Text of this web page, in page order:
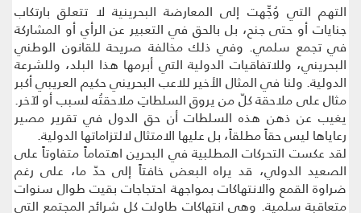
التهم التي وُجِّهت إلى المعارضة البحرينية لا تتعلق بارتكاب
جنايات أو حتى جنح، بل بالحق في التعبير عن الرأي أو المشاركة
في تجمع سلمي. وفي ذلك مخالفة صريحة للقانون الوطني
البحريني، وللاتفاقيات الدولية التي أبرمها هذا البلد، وللشرعة
الدولية. ولنا في المثال الأخير للاعب البحريني حكيم العريبي أكبر
مثال على ملاحقة كلّ من يروق السلطاتِ ملاحقتُه لسبب أو لآخر.
يغيب عن ذهن هذه السلطات أن حق الدول في تقرير مصير
رعاياها ليس حقاً مطلقاً، بل عليها الامتثال لالتزاماتها الدولية.
لقد عكست التحركات المطلبية في البحرين اهتماماً متفاوتاً على
الصعيد الدولي، قد يراه البعض خافتاً إلى حدّ ما، على رغم
ضراوة القمع والانتهاكات بمواجهة احتجاجات بقيت طوال سنوات
متعاقبة سلمية. وهي انتهاكات طاولت كل شرائح المجتمع التي